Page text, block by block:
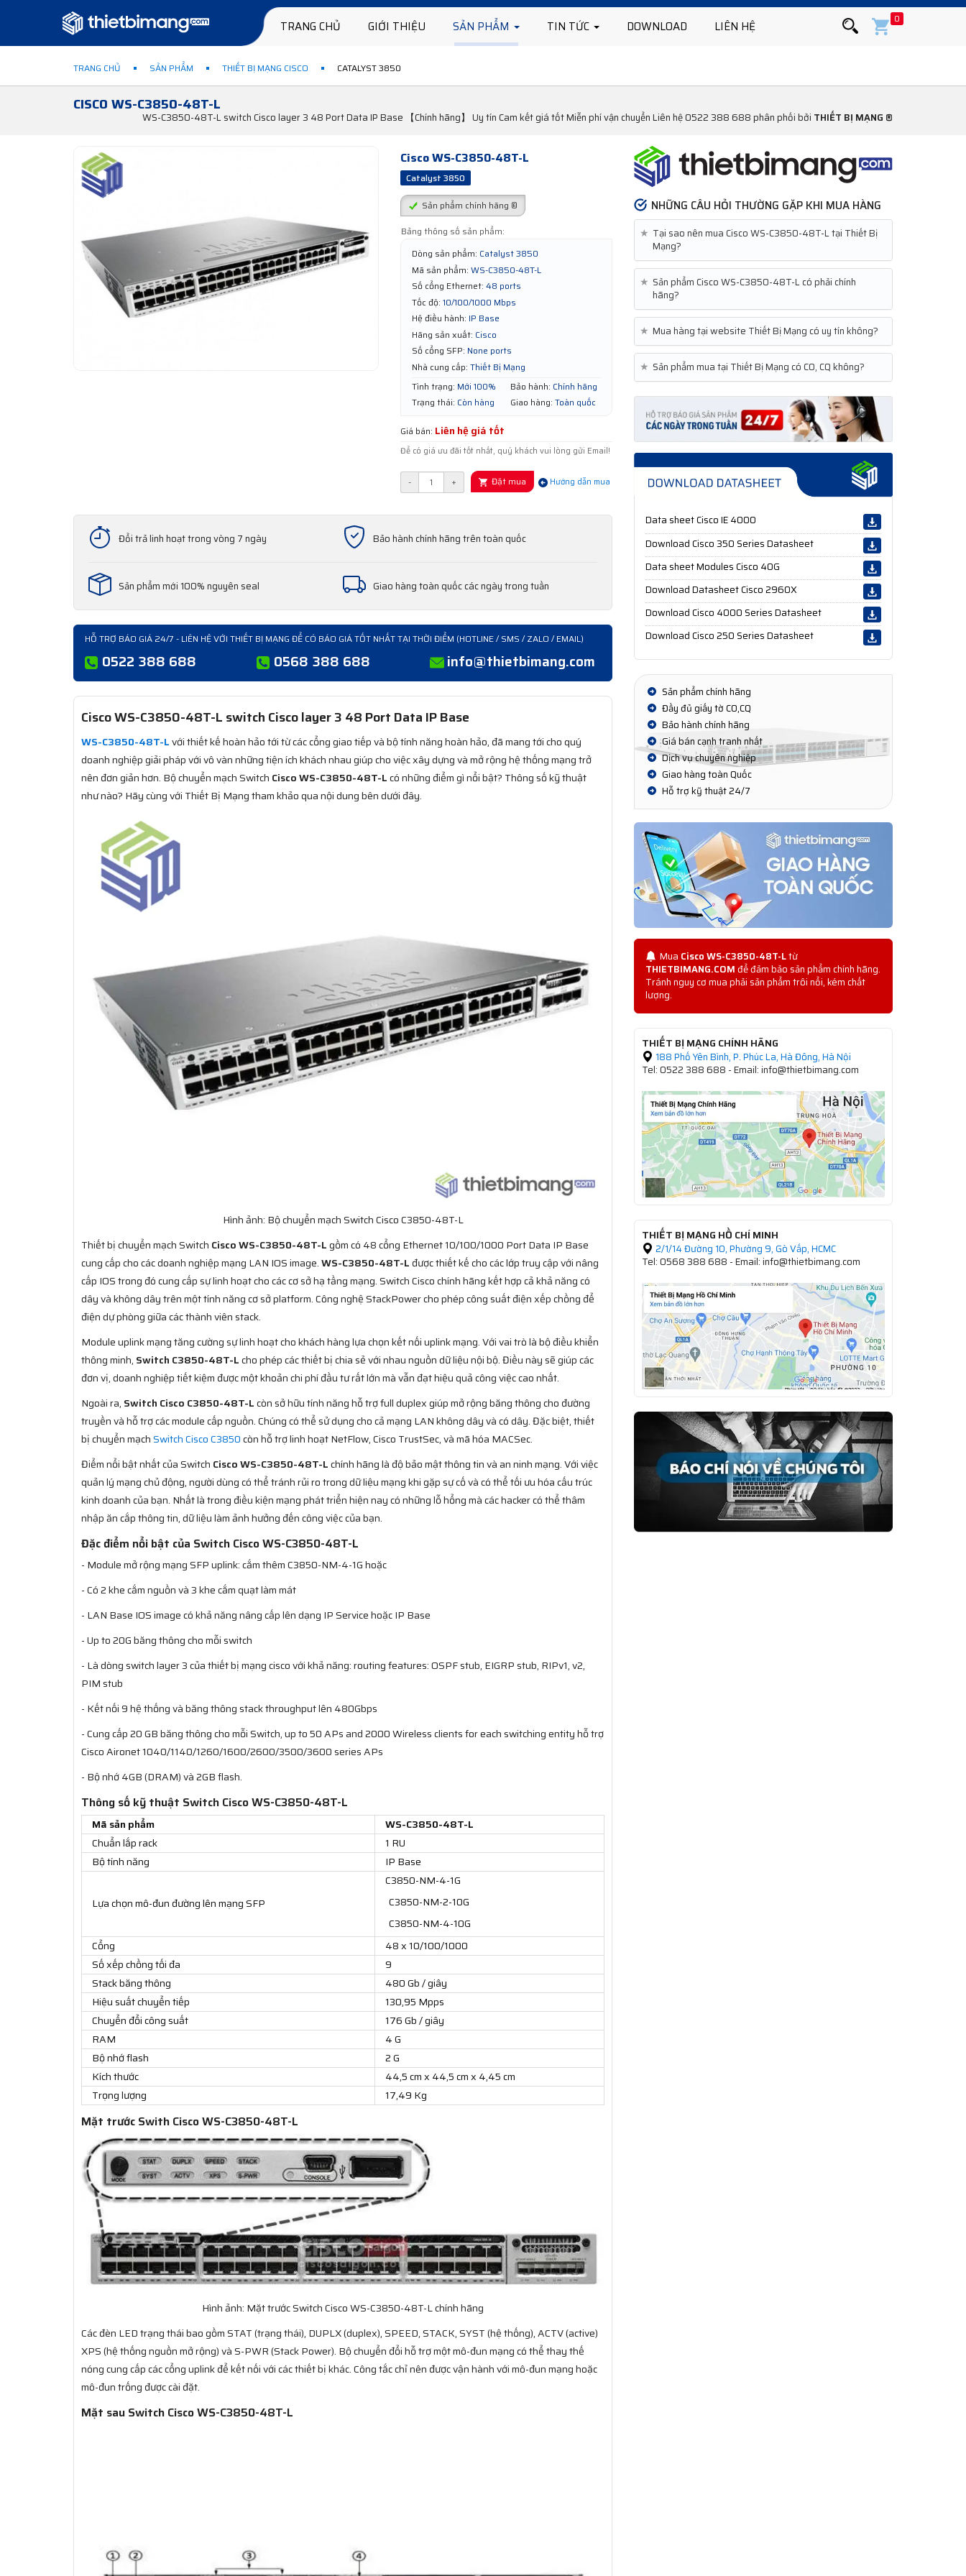
TRANG CHỦ GIỚI THIỆU SẢN PHẨM TIN TỨC DOWNLOAD LIÊN HỆ 0
TRANG CHỦ SẢN PHẨM THIẾT BỊ MẠNG CISCO CATALYST 3850
CISCO WS-C3850-48T-L
WS-C3850-48T-L switch Cisco layer 3 48 Port Data IP Base 【Chính hãng】 Uy tín Cam kết giá tốt Miễn phí vận chuyển Liên hệ 0522 388 688 phân phối bởi THIẾT BỊ MẠNG ®
Cisco WS-C3850-48T-L
Catalyst 3850
Sản phẩm chính hãng ®
Bảng thông số sản phẩm:
Dòng sản phẩm: Catalyst 3850
Mã sản phẩm: WS-C3850-48T-L
Số cổng Ethernet: 48 ports
Tốc độ: 10/100/1000 Mbps
Hệ điều hành: IP Base
Hãng sản xuất: Cisco
Số cổng SFP: None ports
Nhà cung cấp: Thiết Bị Mạng
Tình trạng: Mới 100% Bảo hành: Chính hãng
Trạng thái: Còn hàng Giao hàng: Toàn quốc
Giá bán: Liên hệ giá tốt
Để có giá ưu đãi tốt nhất, quý khách vui lòng gửi Email!
- + Đặt mua Hướng dẫn mua
Đổi trả linh hoạt trong vòng 7 ngày Bảo hành chính hãng trên toàn quốc
Sản phẩm mới 100% nguyên seal Giao hàng toàn quốc các ngày trong tuần
HỖ TRỢ BÁO GIÁ 24/7 - LIÊN HỆ VỚI THIẾT BỊ MẠNG ĐỂ CÓ BÁO GIÁ TỐT NHẤT TẠI THỜI ĐIỂM (HOTLINE / SMS / ZALO / EMAIL)
0522 388 688 0568 388 688 info@thietbimang.com
Cisco WS-C3850-48T-L switch Cisco layer 3 48 Port Data IP Base
WS-C3850-48T-Lvới thiết kế hoàn hảo tới từ các cổng giao tiếp và bộ tính năng hoàn hảo, đã mang tới cho quý
doanh nghiệp giải pháp với vô vàn những tiện ích khách nhau giúp cho việc xây dựng và mở rộng hệ thống mạng trở
nên đơn giản hơn. Bộ chuyển mạch Switch Cisco WS-C3850-48T-Lcó những điểm gì nổi bật? Thông số kỹ thuật
như nào? Hãy cùng với Thiết Bị Mạng tham khảo qua nội dung bên dưới đây.
Hình ảnh: Bộ chuyển mạch Switch Cisco C3850-48T-L
Thiết bị chuyển mạch Switch Cisco WS-C3850-48T-Lgồm có 48 cổng Ethernet 10/100/1000 Port Data IP Base
cung cấp cho các doanh nghiệp mạng LAN IOS image.WS-C3850-48T-L được thiết kế cho các lớp truy cập với nâng
cấp IOS trong đó cung cấp sự linh hoạt cho các cơ sở hạ tầng mạng. Switch Cisco chính hãng kết hợp cả khả năng có
dây và không dây trên một tính năng cơ sở platform. Công nghệ StackPower cho phép công suất điện xếp chồng để
điện dự phòng giữa các thành viên stack.
Module uplink mạng tăng cường sự linh hoạt cho khách hàng lựa chọn kết nối uplink mạng. Với vai trò là bộ điều khiển
thông minh, Switch C3850-48T-Lcho phép các thiết bị chia sẻ với nhau nguồn dữ liệu nội bộ. Điều này sẽ giúp các
đơn vị, doanh nghiệp tiết kiệm được một khoản chi phí đầu tư rất lớn mà vẫn đạt hiệu quả công việc cao nhất.
Ngoài ra, Switch Cisco C3850-48T-Lcòn sở hữu tính năng hỗ trợ full duplex giúp mở rộng băng thông cho đường
truyền và hỗ trợ các module cấp nguồn. Chúng có thể sử dụng cho cả mạng LAN không dây và có dây. Đặc biệt, thiết
bị chuyển mạchSwitch Cisco C3850còn hỗ trợ linh hoạt NetFlow, Cisco TrustSec, và mã hóa MACSec.
Điểm nổi bật nhất của Switch Cisco WS-C3850-48T-Lchính hãng là độ bảo mật thông tin và an ninh mạng. Với việc
quản lý mạng chủ động, người dùng có thể tránh rủi ro trong dữ liệu mạng khi gặp sự cố và có thể tối ưu hóa cấu trúc
kinh doanh của bạn. Nhất là trong điều kiện mạng phát triển hiện nay có những lỗ hổng mà các hacker có thể thâm
nhập ăn cắp thông tin, dữ liệu làm ảnh hưởng đến công việc của bạn.
Đặc điểm nổi bật của Switch Cisco WS-C3850-48T-L
- Module mở rộng mạng SFP uplink: cắm thêm C3850-NM-4-1G hoặc
- Có 2 khe cắm nguồn và 3 khe cắm quạt làm mát
- LAN Base IOS image có khả năng nâng cấp lên dạng IP Service hoặc IP Base
- Up to 20G băng thông cho mỗi switch
- Là dòng switch layer 3 của thiết bị mạng cisco với khả năng: routing features: OSPF stub, EIGRP stub, RIPv1, v2,
PIM stub
- Kết nối 9 hệ thống và băng thông stack throughput lên 480Gbps
- Cung cấp 20 GB băng thông cho mỗi Switch, up to 50 APs and 2000 Wireless clients for each switching entity hỗ trợ
Cisco Aironet 1040/1140/1260/1600/2600/3500/3600 series APs
- Bộ nhớ 4GB (DRAM) và 2GB flash.
Thông số kỹ thuật Switch Cisco WS-C3850-48T-L
Mã sản phẩm
WS-C3850-48T-L
Chuẩn lắp rack
1 RU
Bộ tính năng
IP Base
Lựa chọn mô-đun đường lên mạng SFP
C3850-NM-4-1G
C3850-NM-2-10G
C3850-NM-4-10G
Cổng
48 x 10/100/1000
Số xếp chồng tối đa
9
Stack băng thông
480 Gb / giây
Hiệu suất chuyển tiếp
130,95 Mpps
Chuyển đổi công suất
176 Gb / giây
RAM
4 G
Bộ nhớ flash
2 G
Kích thước
44,5 cm x 44,5 cm x 4,45 cm
Trọng lượng
17,49 Kg
Mặt trước Swith Cisco WS-C3850-48T-L
Hình ảnh: Mặt trước Switch Cisco WS-C3850-48T-L chính hãng
Các đèn LED trạng thái bao gồm STAT (trạng thái), DUPLX (duplex), SPEED, STACK, SYST (hệ thống), ACTV (active)
XPS (hệ thống nguồn mở rộng) và S-PWR (Stack Power). Bộ chuyển đổi hỗ trợ một mô-đun mạng có thể thay thế
nóng cung cấp các cổng uplink để kết nối với các thiết bị khác. Công tắc chỉ nên được vận hành với mô-đun mạng hoặc
mô-đun trống được cài đặt.
Mặt sau Switch Cisco WS-C3850-48T-L
NHỮNG CÂU HỎI THƯỜNG GẶP KHI MUA HÀNG
★ Tại sao nên mua Cisco WS-C3850-48T-L tại Thiết Bị
Mạng?
★ Sản phẩm Cisco WS-C3850-48T-L có phải chính
hãng?
★ Mua hàng tại website Thiết Bị Mạng có uy tín không?
★ Sản phẩm mua tại Thiết Bị Mạng có CO, CQ không?
Data sheet Cisco IE 4000
Download Cisco 350 Series Datasheet
Data sheet Modules Cisco 40G
Download Datasheet Cisco 2960X
Download Cisco 4000 Series Datasheet
Download Cisco 250 Series Datasheet
Sản phẩm chính hãng
Đầy đủ giấy tờ CO,CQ
Bảo hành chính hãng
Giá bán cạnh tranh nhất
Dịch vụ chuyên nghiệp
Giao hàng toàn Quốc
Hỗ trợ kỹ thuật 24/7
Mua Cisco WS-C3850-48T-Ltừ
THIETBIMANG.COMđể đảm bảo sản phẩm chính hãng.
Tránh nguy cơ mua phải sản phẩm trôi nổi, kém chất
lượng.
THIẾT BỊ MẠNG CHÍNH HÃNG
188 Phố Yên Bình, P. Phúc La, Hà Đông, Hà Nội
Tel: 0522 388 688 - Email: info@thietbimang.com
THIẾT BỊ MẠNG HỒ CHÍ MINH
2/1/14 Đường 10, Phường 9, Gò Vấp, HCMC
Tel: 0568 388 688 - Email: info@thietbimang.com